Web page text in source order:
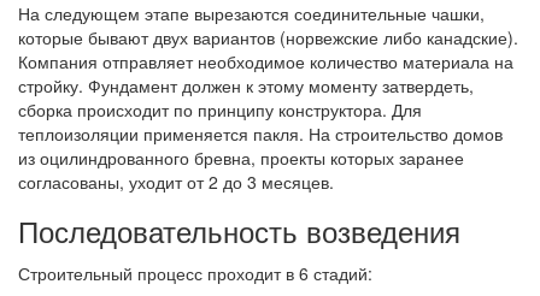
На следующем этапе вырезаются соединительные чашки,
которые бывают двух вариантов (норвежские либо канадские).
Компания отправляет необходимое количество материала на
стройку. Фундамент должен к этому моменту затвердеть,
сборка происходит по принципу конструктора. Для
теплоизоляции применяется пакля. На строительство домов
из оцилиндрованного бревна, проекты которых заранее
согласованы, уходит от 2 до 3 месяцев.
Последовательность возведения
Строительный процесс проходит в 6 стадий: